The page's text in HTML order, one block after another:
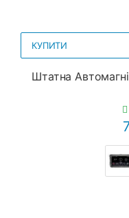
КУПИТИ
Штатна